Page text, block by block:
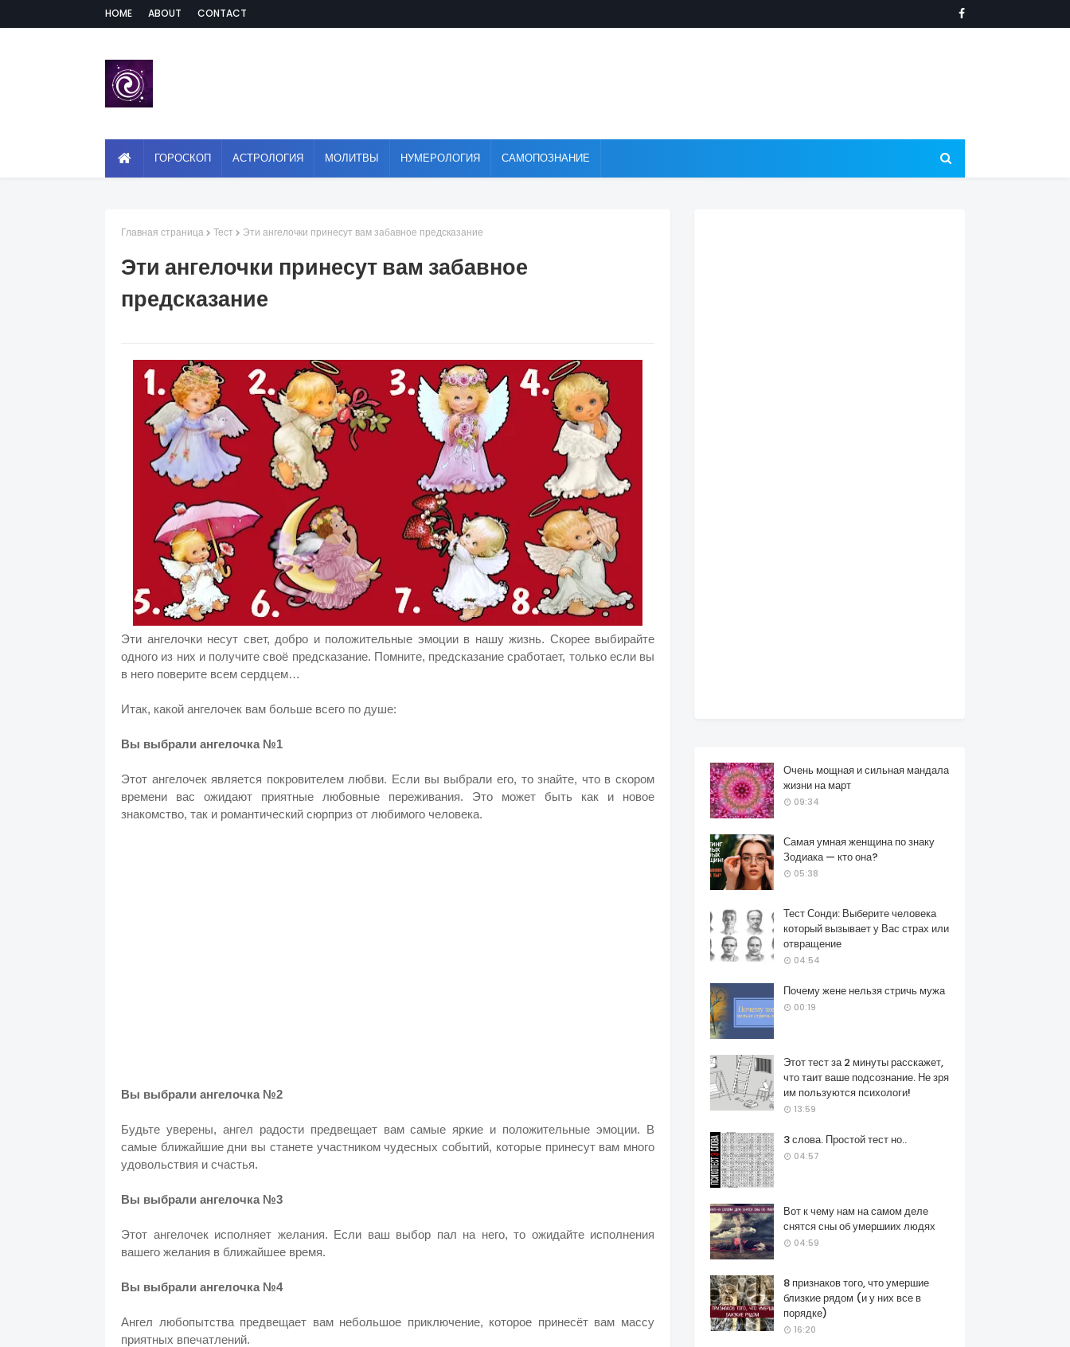
HOME ABOUT CONTACT
ГОРОСКОП АСТРОЛОГИЯ МОЛИТВЫ НУМЕРОЛОГИЯ САМОПОЗНАНИЕ
Главная страница Тест Эти ангелочки принесут вам забавное предсказание
Эти ангелочки принесут вам забавное
предсказание
Эти ангелочки несут свет, добро и положительные эмоции в нашу жизнь. Скорее выбирайте
одного из них и получите своё предсказание. Помните, предсказание сработает, только если вы
в него поверите всем сердцем…
Итак, какой ангелочек вам больше всего по душе:
Вы выбрали ангелочка №1
Этот ангелочек является покровителем любви. Если вы выбрали его, то знайте, что в скором
времени вас ожидают приятные любовные переживания. Это может быть как и новое
знакомство, так и романтический сюрприз от любимого человека.
Вы выбрали ангелочка №2
Будьте уверены, ангел радости предвещает вам самые яркие и положительные эмоции. В
самые ближайшие дни вы станете участником чудесных событий, которые принесут вам много
удовольствия и счастья.
Вы выбрали ангелочка №3
Этот ангелочек исполняет желания. Если ваш выбор пал на него, то ожидайте исполнения
вашего желания в ближайшее время.
Вы выбрали ангелочка №4
Ангел любопытства предвещает вам небольшое приключение, которое принесёт вам массу
приятных впечатлений.
Очень мощная и сильная мандала
жизни на март
09:34
Самая умная женщина по знаку
Зодиака — кто она?
05:38
Тест Сонди: Выберите человека
который вызывает у Вас страх или
отвращение
04:54
Почему жене нельзя стричь мужа
00:19
Этот тест за 2 минуты расскажет,
что таит ваше подсознание. Не зря
им пользуются психологи!
13:59
3 слова. Простой тест но..
04:57
Вот к чему нам на самом деле
снятся сны об умершиих людях
04:59
8 признаков того, что умершие
близкие рядом (и у них все в
порядке)
16:20